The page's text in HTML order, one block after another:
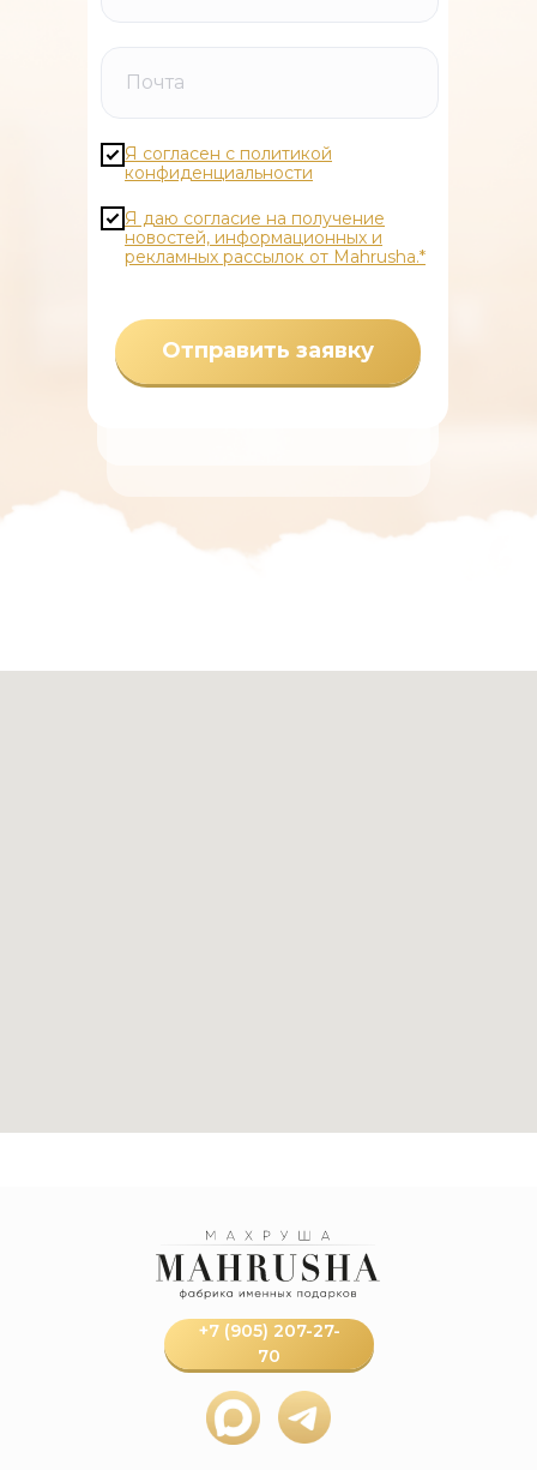
Я согласен с политикой
конфиденциальности
Я даю согласие на получение
новостей, информационных и
рекламных рассылок от Mahrusha.*
Отправить заявку
+7 (905) 207-27-
70